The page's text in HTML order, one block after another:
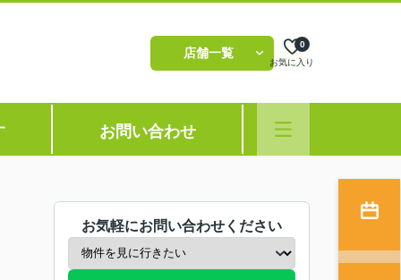
店舗一覧
お気に入り
0
お問い合わせ
お気軽にお問い合わせください